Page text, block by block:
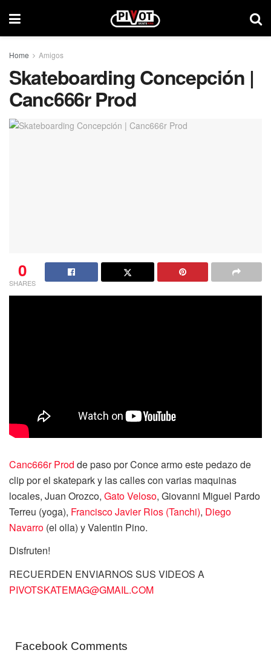
Home Amigos
Skateboarding Concepción |
Canc666r Prod
0
SHARES
Canc666r Prod de paso por Conce armo este pedazo de
clip por el skatepark y las calles con varias maquinas
locales, Juan Orozco, Gato Veloso, Giovanni Miguel Pardo
Terreu (yoga), Francisco Javier Rios (Tanchi), Diego
Navarro (el olla) y Valentin Pino.
Disfruten!
RECUERDEN ENVIARNOS SUS VIDEOS A
PIVOTSKATEMAG@GMAIL.COM
Facebook Comments